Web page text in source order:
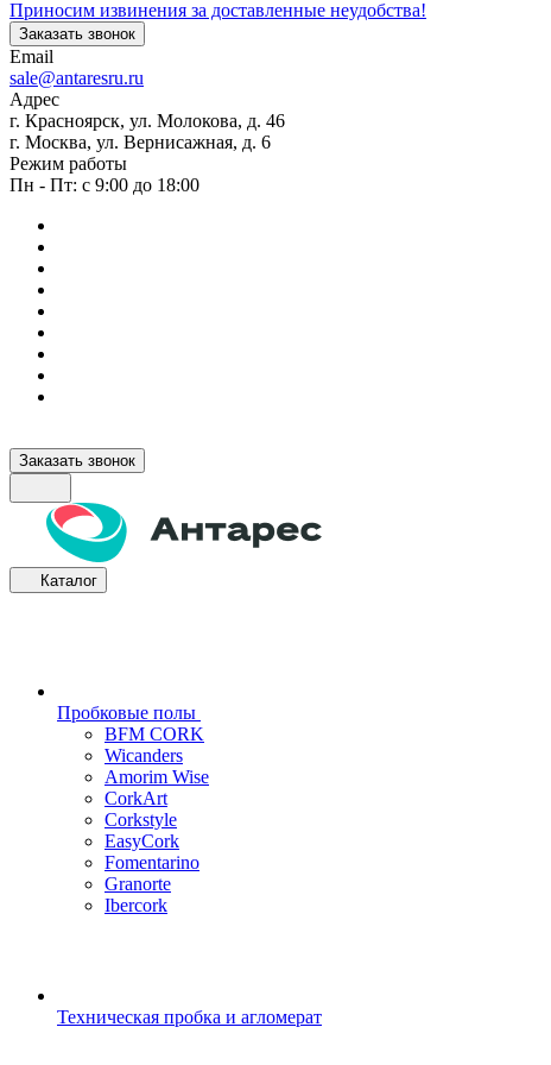
Приносим извинения за доставленные неудобства!
Заказать звонок
Email
sale@antaresru.ru
Адрес
г. Красноярск, ул. Молокова, д. 46
г. Москва, ул. Вернисажная, д. 6
Режим работы
Пн - Пт: с 9:00 до 18:00
Заказать звонок
Каталог
Пробковые полы
BFM CORK
Wicanders
Amorim Wise
CorkArt
Corkstyle
EasyCork
Fomentarino
Granorte
Ibercork
Техническая пробка и агломерат